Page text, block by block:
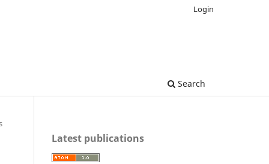
Search
Login
Latest publications